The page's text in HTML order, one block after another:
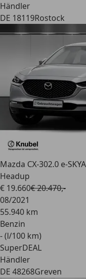
Händler
DE 18119Rostock
Mazda CX-302.0 e-
Headup
€ 19.660€ 20.470,-
08/2021
55.940 km
Benzin
- (l/100 km)
SuperDEAL
Händler
DE 48268Greven